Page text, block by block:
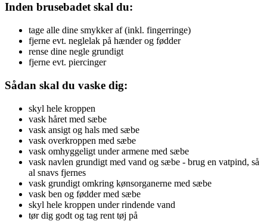
Inden brusebadet skal du:
tage alle dine smykker af (inkl. fingerringe)
fjerne evt. neglelak på hænder og fødder
rense dine negle grundigt
fjerne evt. piercinger
Sådan skal du vaske dig:
skyl hele kroppen
vask håret med sæbe
vask ansigt og hals med sæbe
vask overkroppen med sæbe
vask omhyggeligt under armene med sæbe
vask navlen grundigt med vand og sæbe - brug en vatpind, så
al snavs fjernes
vask grundigt omkring kønsorganerne med sæbe
vask ben og fødder med sæbe
skyl hele kroppen under rindende vand
tør dig godt og tag rent tøj på